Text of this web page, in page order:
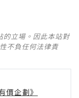
的立場。因此本站對
不負任何法律責
價企劃》